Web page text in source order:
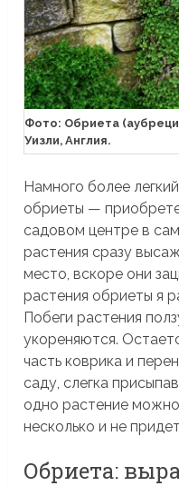
Фото: Обриета
Уизли, Англия.
Намного более
обриеты —
садовом центре в
растения сразу
место, вскоре они
растения обриеты я
Побеги растения
укореняются.
часть коврика и
саду, слегка
одно растение
несколько и не
Обриета: